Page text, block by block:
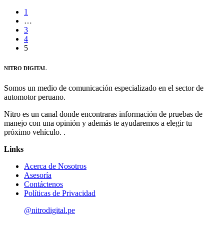
1
…
3
4
5
NITRO DIGITAL
Somos un medio de comunicación especializado en el sector de
automotor peruano.
Nitro es un canal donde encontraras información de pruebas de
manejo con una opinión y además te ayudaremos a elegir tu
próximo vehículo. .
Links
Acerca de Nosotros
Asesoría
Contáctenos
Políticas de Privacidad
@nitrodigital.pe